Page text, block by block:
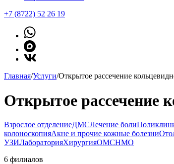
+7 (8722) 52 26 19
Главная/Услуги/Открытое рассечение
Открытое рассечение
Взрослое отделениеДМСЛечение боли
колоноскопияАкне и прочие кожные болезни
УЗИЛабораторияХирургияОМСНМО
6 филиалов